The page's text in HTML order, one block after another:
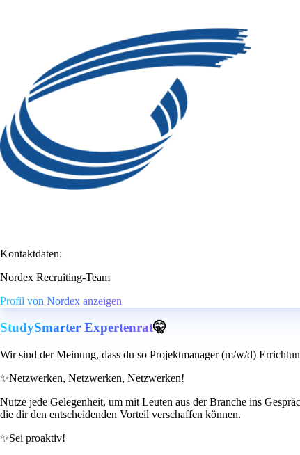
Kontaktdaten:
Nordex Recruiting-Team
Profil von Nordex anzeigen
StudySmarter Expertenrat🤫
Wir sind der Meinung, dass du so Projektmanager (m/w/d)
✨Netzwerken, Netzwerken, Netzwerken!
Nutze jede Gelegenheit, um mit Leuten aus der Branche ins
die dir den entscheidenden Vorteil verschaffen können.
✨Sei proaktiv!